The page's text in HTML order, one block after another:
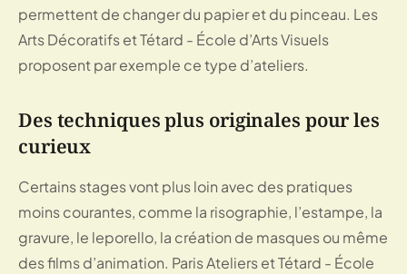
permettent de changer du papier et du pinceau. Les
Arts Décoratifs et Tétard - École d’Arts Visuels
proposent par exemple ce type d’ateliers.
Des techniques plus originales pour les
curieux
Certains stages vont plus loin avec des pratiques
moins courantes, comme la risographie, l’estampe, la
gravure, le leporello, la création de masques ou même
des films d’animation. Paris Ateliers et Tétard - École